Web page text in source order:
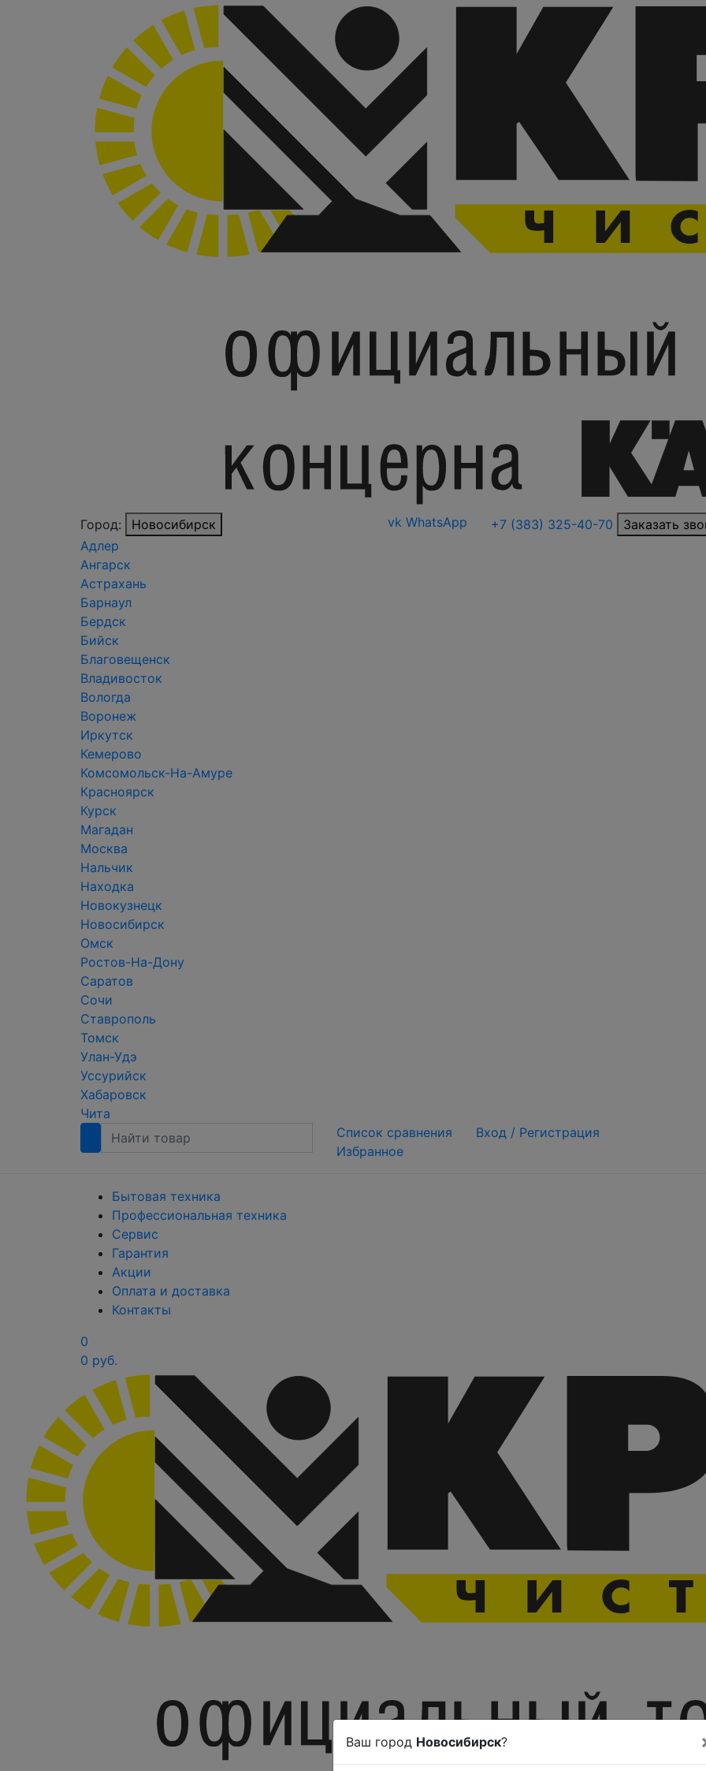
Город:
Новосибирск
Адлер
Ангарск
Астрахань
Барнаул
Бердск
Бийск
Благовещенск
Владивосток
Вологда
Воронеж
Иркутск
Кемерово
Комсомольск-На-Амуре
Красноярск
Курск
Магадан
Москва
Нальчик
Находка
Новокузнецк
Новосибирск
Омск
Ростов-На-Дону
Саратов
Сочи
Ставрополь
Томск
Улан-Удэ
Уссурийск
Хабаровск
Чита
vk WhatsApp +7 (383) 325-40-70 Заказать
Список сравнения
Избранное
Вход / Регистрация
Бытовая техника
Профессиональная техника
Сервис
Гарантия
Акции
Оплата и доставка
Контакты
0
0 руб.
Ваш город Новосибирск?